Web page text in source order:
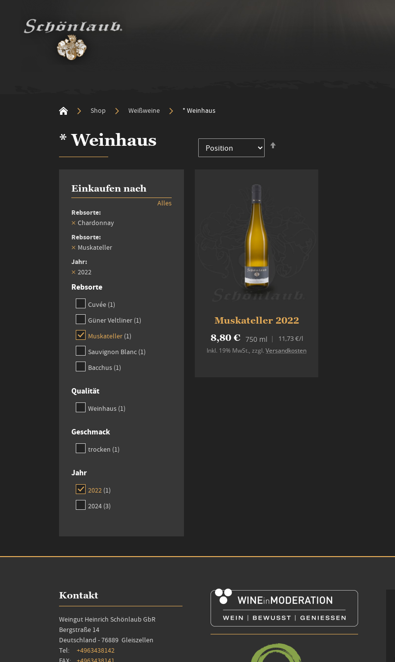
Shop Weißweine * Weinhaus
* Weinhaus
Muskateller 2022
8,80 € 750 ml
Inkl. 19% MwSt.,zzgl.Versandkosten
11,73 €/l
Einkaufen nach
Rebsorte
Chardonnay
Rebsorte
Muskateller
Jahr
2022
Alles
Rebsorte
Cuvée 1item
Güner Veltliner 1item
Muskateller 1item
Sauvignon Blanc 1item
Bacchus 1item
Qualität
Weinhaus 1item
Geschmack
trocken 1item
Jahr
2022 1item
2024 3items
Kontakt
Weingut Heinrich Schönlaub GbR
Bergstraße 14
Deutschland - 76889 Gleiszellen
Tel: +4963438142